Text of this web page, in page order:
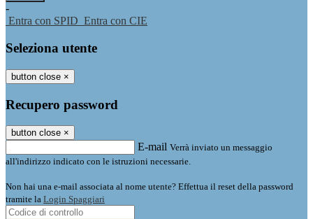
-
Entra con SPID Entra con CIE
Seleziona utente
button close ×
Recupero password
button close ×
E-mail Verrà inviato un messaggio
all'indirizzo indicato con le istruzioni necessarie.
Non hai una e-mail associata al nome utente? Effettua il reset della password
tramite la Login Spaggiari